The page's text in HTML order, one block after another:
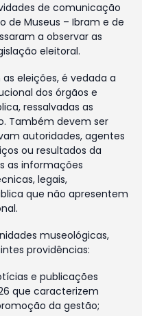
de comunicação
de Museus – Ibram e de
a observar as
eleitoral.
eleições, é vedada a
dos órgãos e
ressalvadas as
Também devem ser
autoridades, agentes
ou resultados da
as informações
legais,
que não apresentem
museológicas,
providências:
e publicações
que caracterizem
da gestão;